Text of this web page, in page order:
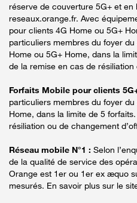
réserve de couverture 5G+ et en
reseaux.orange.fr. Avec
pour clients 4G Home ou 5G+
particuliers membres du foyer
Home ou 5G+ Home, dans la
de la remise en cas de résiliation
Forfaits Mobile pour clients
particuliers membres du foyer
Home, dans la limite de 5
résiliation ou de changement
Réseau mobile N°1 : Selon
de la qualité de service des
Orange est 1er ou 1er ex æquo
mesurés. En savoir plus sur le